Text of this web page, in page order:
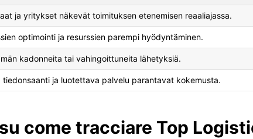
ja yritykset näkevät toimituksen etenemisen reaaliajassa.
optimointi ja resurssien parempi hyödyntäminen.
kadonneita tai vahingoittuneita lähetyksiä.
tiedonsaanti ja luotettava palvelu parantavat kokemusta.
come tracciare Top